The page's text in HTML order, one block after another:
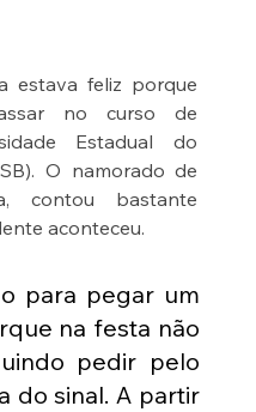
estava feliz porque
no curso de
Estadual do
O namorado de
contou bastante
aconteceu.
para pegar um
na festa não
pedir pelo
do sinal. A partir